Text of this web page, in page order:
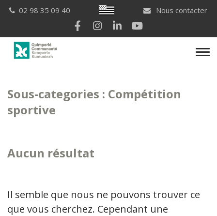
Breton
02 98 35 09 40
Nous contacter
Lien vers le compte Facebook
Lien vers le compte Instagram
Lien vers le compte
Sous-categories : Compétition
sportive
Aucun résultat
Il semble que nous ne pouvons trouver ce
que vous cherchez. Cependant une